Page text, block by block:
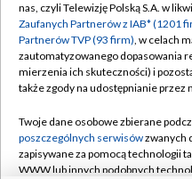
Emisja w TVP
Centrum informacji TVP
Naziemna Telewizja
Rada Programowa
System NOS
nas, czyli Telewizję Polską S.A. w
Zaufanych Partnerów z IAB* (1201
Partnerów TVP (93 firm), w celach
zautomatyzowanego dopasowania
mierzenia ich skuteczności) i
także zgody na udostępnianie przez
Twoje dane osobowe zbierane
poszczególnych serwisówzwanych
zapisywane za pomocą technologii
WWW lub innych podobnych